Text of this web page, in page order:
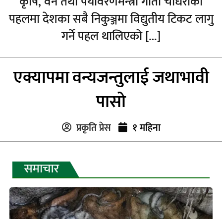
पहलमा देशका सबै निकुञ्जमा विद्युतीय टिकट लागु
गर्ने पहल थालिएको […]
एक्यापमा वन्यजन्तुलाई जथाभावी
पासो
प्रकृति प्रेस १ महिना